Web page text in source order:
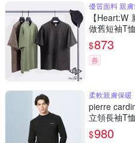
優質面料 親
【
做舊短袖T
$873
券
柔軟親膚保暖
pierre
立領長袖T
$980